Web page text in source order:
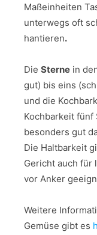
Maßeinheiten
unterwegs oft
hantieren.
Die Sterne in
gut) bis eins
und die
Kochbarkeit
besonders gut
Die Haltbarkeit
Gericht auch für
vor Anker
Weitere
Gemüse gibt es